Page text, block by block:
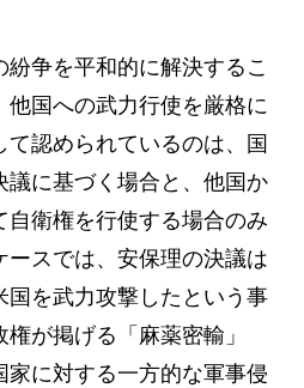
紛争を平和的に解決するこ
他国への武力行使を厳格に
認められているのは、国
議に基づく場合と、他国か
自衛権を行使する場合のみ
ースでは、安保理の決議は
国を武力攻撃したという事
が掲げる「麻薬密輸」
家に対する一方的な軍事侵